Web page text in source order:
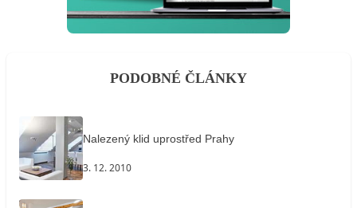
PODOBNÉ ČLÁNKY
Nalezený klid uprostřed Prahy
3. 12. 2010